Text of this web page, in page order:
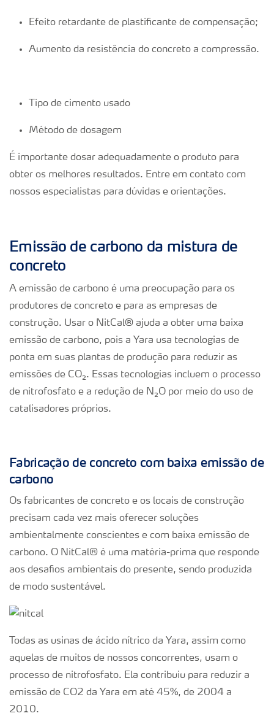
Efeito retardante de plastificante de compensação;
Aumento da resistência do concreto a compressão.
Tipo de cimento usado
Método de dosagem
É importante dosar adequadamente o produto para
obter os melhores resultados. Entre em contato com
nossos especialistas para dúvidas e orientações.
Emissão de carbono da mistura de
concreto
A emissão de carbono é uma preocupação para os
produtores de concreto e para as empresas de
construção. Usar o NitCal® ajuda a obter uma baixa
emissão de carbono, pois a Yara usa tecnologias de
ponta em suas plantas de produção para reduzir as
emissões de CO₂. Essas tecnologias incluem o processo
de nitrofosfato e a redução de N₂O por meio do uso de
catalisadores próprios.
Fabricação de concreto com baixa emissão de
carbono
Os fabricantes de concreto e os locais de construção
precisam cada vez mais oferecer soluções
ambientalmente conscientes e com baixa emissão de
carbono. O NitCal® é uma matéria-prima que responde
aos desafios ambientais do presente, sendo produzida
de modo sustentável.
Todas as usinas de ácido nítrico da Yara, assim como
aquelas de muitos de nossos concorrentes, usam o
processo de nitrofosfato. Ela contribuiu para reduzir a
emissão de CO2 da Yara em até 45%, de 2004 a
2010.